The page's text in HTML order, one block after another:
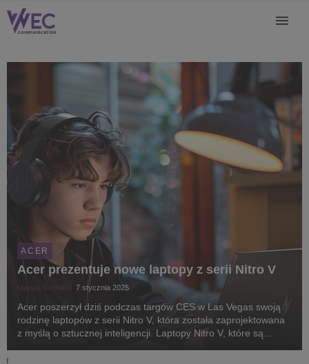
ACER
Acer prezentuje nowe laptopy z serii Nitro V
Marcin Surmacz 7 stycznia 2025
Acer poszerzył dziś podczas targów CES w Las Vegas swoją
rodzinę laptopów z serii Nitro V, która została zaprojektowana
z myślą o sztucznej inteligencji. Laptopy Nitro V, które są